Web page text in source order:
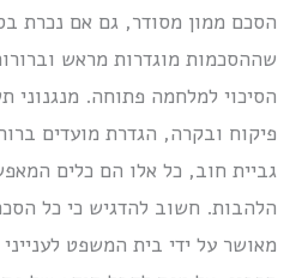
הסכם ממון מסודר, גם אם נכרת
שההסכמות מוגדרות מראש
הסיכוי למלחמה פתוחה. מנגנוני
פיקוח ובקרה, הגדרת מועדים
גביית חוב, כל אלו הם כלים
הלהבות. חשוב להדגיש כי כל
מאושר על ידי בית המשפט